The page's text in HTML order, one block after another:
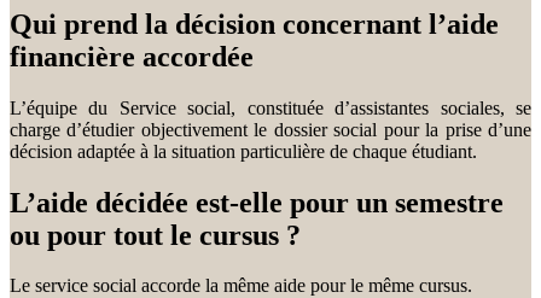
Qui prend la décision concernant l’aide
financière accordée
L’équipe du Service social, constituée d’assistantes sociales, se
charge d’étudier objectivement le dossier social pour la prise d’une
décision adaptée à la situation particulière de chaque étudiant.
L’aide décidée est-elle pour un semestre
ou pour tout le cursus ?
Le service social accorde la même aide pour le même cursus.